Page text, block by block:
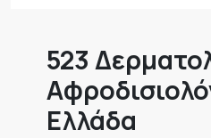
523
Ελλάδα